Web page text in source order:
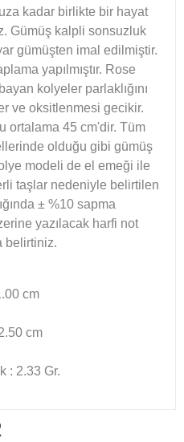
kadar birlikte bir hayat
Gümüş kalpli sonsuzluk
gümüşten imal edilmiştir.
yapılmıştır. Rose
kolyeler parlaklığını
ve oksitlenmesi gecikir.
ortalama 45 cm'dir. Tüm
olduğu gibi gümüş
modeli de el emeği ile
taşlar nedeniyle belirtilen
± %10 sapma
yazılacak harfi not
belirtiniz.
cm
cm
: 2.33 Gr.